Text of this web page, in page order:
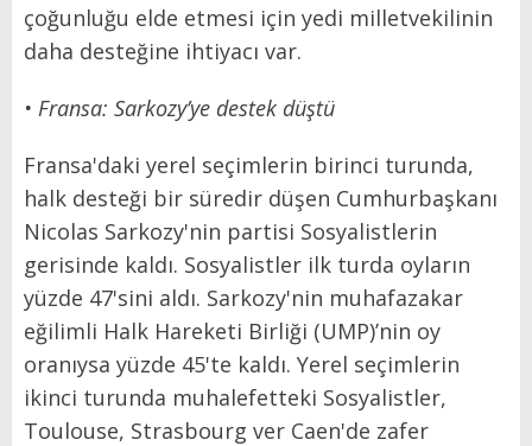
çoğunluğu elde etmesi için yedi milletvekilinin
daha desteğine ihtiyacı var.
• Fransa: Sarkozy’ye destek düştü
Fransa'daki yerel seçimlerin birinci turunda,
halk desteği bir süredir düşen Cumhurbaşkanı
Nicolas Sarkozy'nin partisi Sosyalistlerin
gerisinde kaldı. Sosyalistler ilk turda oyların
yüzde 47'sini aldı. Sarkozy'nin muhafazakar
eğilimli Halk Hareketi Birliği (UMP)’nin oy
oranıysa yüzde 45'te kaldı. Yerel seçimlerin
ikinci turunda muhalefetteki Sosyalistler,
Toulouse, Strasbourg ver Caen'de zafer